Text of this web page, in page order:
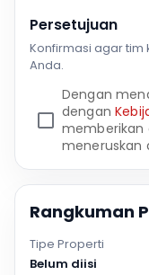
Persetujuan
Konfirmasi agar
Anda.
Dengan
dengan
memberikan
meneruskan
Rangkuman
Tipe Properti
Belum diisi